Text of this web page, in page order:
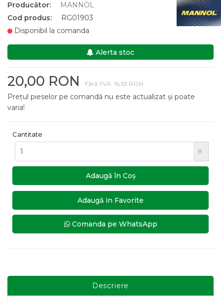
Producător:
MANNOL
Cod produs:
RG01903
Disponibil la comanda
Alerta stoc
20,00 RON Fără TVA: 16,53 RON
Prețul pieselor pe comandă nu este actualizat și poate
varia!
Cantitate
B
Adaugă în Coş
Adaugă in Favorite
Comanda pe WhatsApp
Descriere